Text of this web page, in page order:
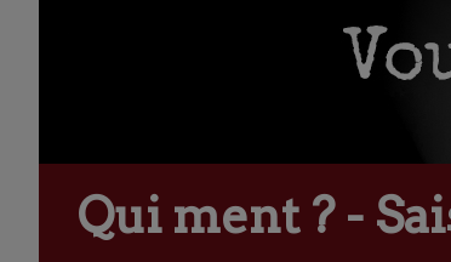
Qui ment ? -